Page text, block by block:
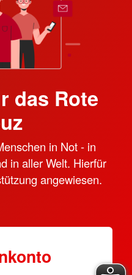
das Rote
in Not - in
in aller Welt. Hierfür
angewiesen.